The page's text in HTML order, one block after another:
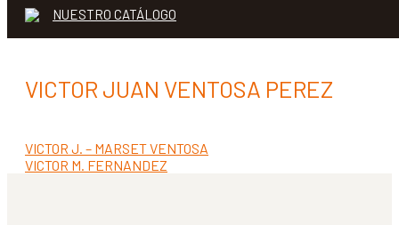
NUESTRO CATÁLOGO
VICTOR JUAN VENTOSA PEREZ
Navegación
de
Anterior:
VICTOR J. – MARSET VENTOSA
Siguiente:
VICTOR M. FERNANDEZ